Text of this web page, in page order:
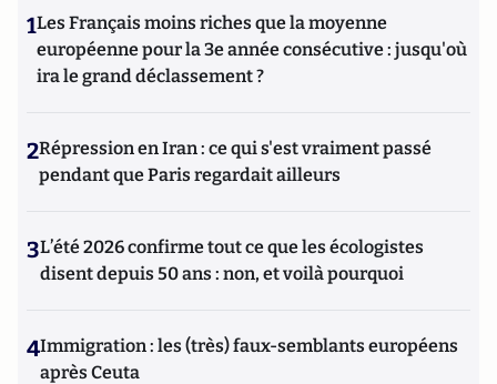
1Les Français moins riches que la moyenne
européenne pour la 3e année consécutive : jusqu'où
ira le grand déclassement ?
2Répression en Iran : ce qui s'est vraiment passé
pendant que Paris regardait ailleurs
3L’été 2026 confirme tout ce que les écologistes
disent depuis 50 ans : non, et voilà pourquoi
4Immigration : les (très) faux-semblants européens
après Ceuta